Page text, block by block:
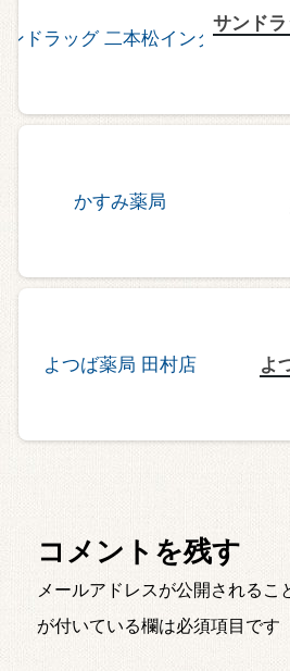
サンド
よ
コメントを残す
メールアドレスが公開されるこ
が付いている欄は必須項目です